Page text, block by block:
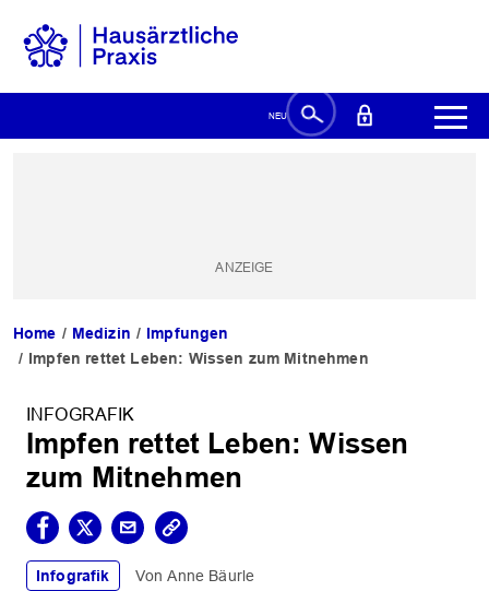
Home Medizin
Impfungen
Impfen rettet Leben: Wissen zum Mitnehmen
INFOGRAFIK
Impfen rettet Leben: Wissen
zum Mitnehmen
Infografik Anne Bäurle